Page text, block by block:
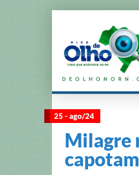
25 - ago/24
Milagre